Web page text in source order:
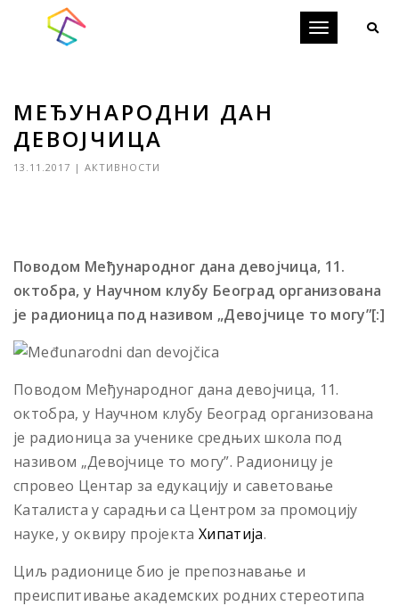
Toggle
МЕЂУНАРОДНИ ДАН
ДЕВОЈЧИЦА
13.11.2017 | АКТИВНОСТИ
Поводом Међународног дана девојчица, 11.
октобра, у Научном клубу Београд организована
је радионица под називом „Девојчице то могу”[:]
Поводом Међународног дана девојчица, 11.
октобра, у Научном клубу Београд организована
је радионица за ученике средњих школа под
називом „Девојчице то могу”. Радионицу је
спровео Центар за едукацију и саветовање
Каталиста у сарадњи са Центром за промоцију
науке, у оквиру пројекта Хипатија.
Циљ радионице био је препознавање и
преиспитивање академских родних стереотипа